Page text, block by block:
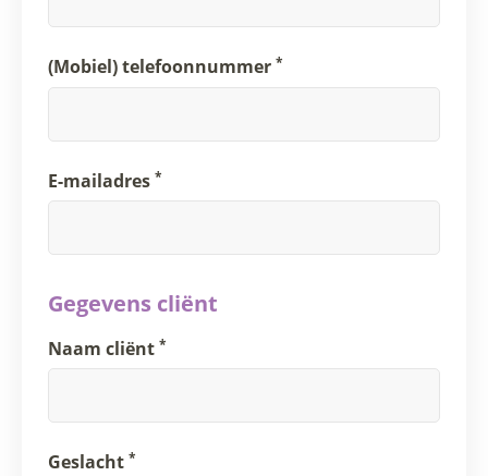
(Mobiel) telefoonnummer *
E-mailadres *
Gegevens cliënt
Naam cliënt *
Geslacht *